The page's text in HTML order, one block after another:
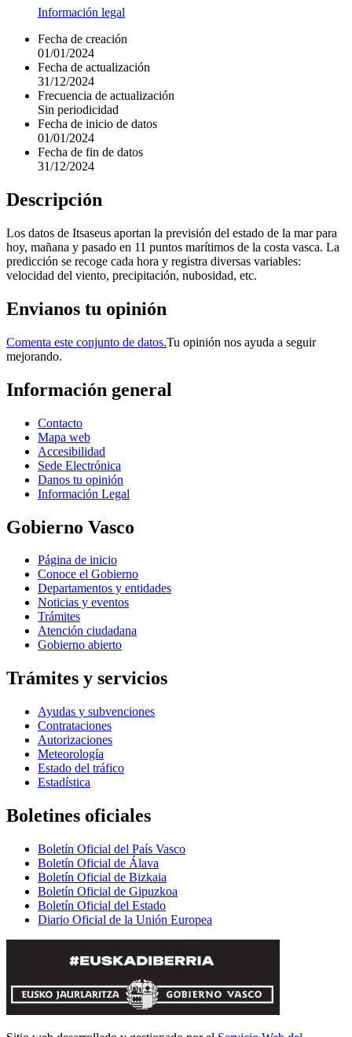
Información legal
Fecha de creación
01/01/2024
Fecha de actualización
31/12/2024
Frecuencia de actualización
Sin periodicidad
Fecha de inicio de datos
01/01/2024
Fecha de fin de datos
31/12/2024
Descripción
Los datos de Itsaseus aportan la previsión del estado de la mar para
hoy, mañana y pasado en 11 puntos marítimos de la costa vasca. La
predicción se recoge cada hora y registra diversas variables:
velocidad del viento, precipitación, nubosidad, etc.
Envianos tu opinión
Comenta este conjunto de datos.Tu opinión nos ayuda a seguir
mejorando.
Información general
Contacto
Mapa web
Accesibilidad
Sede Electrónica
Danos tu opinión
Información Legal
Gobierno Vasco
Página de inicio
Conoce el Gobierno
Departamentos y entidades
Noticias y eventos
Trámites
Atención ciudadana
Gobierno abierto
Trámites y servicios
Ayudas y subvenciones
Contrataciones
Autorizaciones
Meteorología
Estado del tráfico
Estadística
Boletines oficiales
Boletín Oficial del País Vasco
Boletín Oficial de Álava
Boletín Oficial de Bizkaia
Boletín Oficial de Gipuzkoa
Boletín Oficial del Estado
Diario Oficial de la Unión Europea